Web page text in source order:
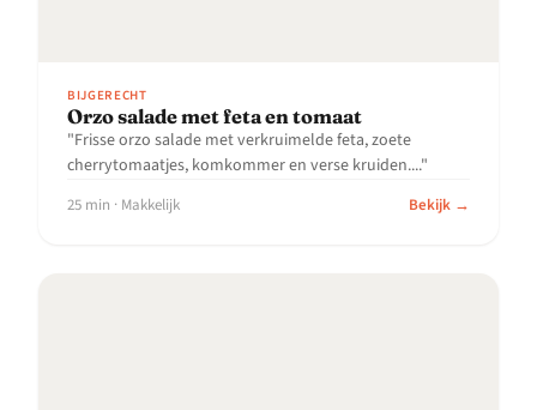
BIJGERECHT
Orzo salade met feta en tomaat
"Frisse orzo salade met verkruimelde feta, zoete
cherrytomaatjes, komkommer en verse kruiden...."
25 min · Makkelijk Bekijk →